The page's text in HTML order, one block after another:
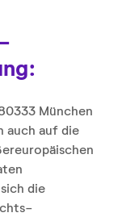
München
auch auf die
die